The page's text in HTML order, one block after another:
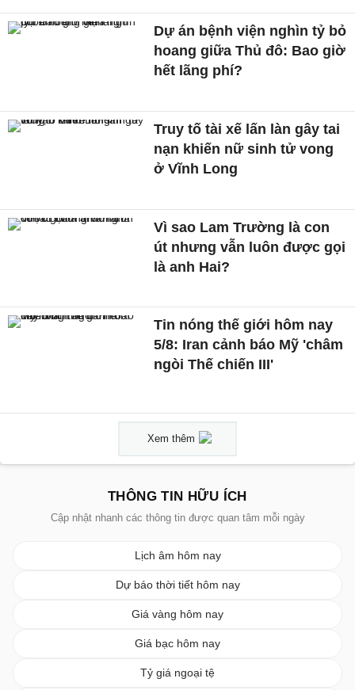
Dự án bệnh viện nghìn tỷ bỏ
hoang giữa Thủ đô: Bao giờ
hết lãng phí?
Truy tố tài xế lấn làn gây tai
nạn khiến nữ sinh tử vong
ở Vĩnh Long
Vì sao Lam Trường là con
út nhưng vẫn luôn được gọi
là anh Hai?
Tin nóng thế giới hôm nay
5/8: Iran cảnh báo Mỹ 'châm
ngòi Thế chiến III'
Xem thêm
THÔNG TIN HỮU ÍCH
Cập nhật nhanh các thông tin được quan tâm mỗi ngày
Lịch âm hôm nay
Dự báo thời tiết hôm nay
Giá vàng hôm nay
Giá bạc hôm nay
Tỷ giá ngoại tệ